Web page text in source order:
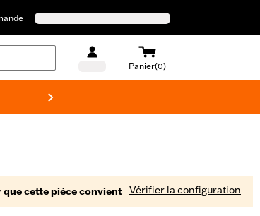
Panier(0)
que cette pièce convient Vérifier la configuration